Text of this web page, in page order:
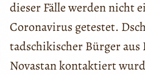
dieser Fälle werden nicht
Coronavirus getestet.
tadschikischer Bürger aus
Novastan kontaktiert